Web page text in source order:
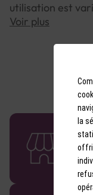
utilisation est
santé par son
l’eau, de la
fromage blanc.
blanche) ou des
Voir plus
58
la